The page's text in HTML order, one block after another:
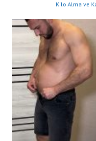
Kilo Alma ve